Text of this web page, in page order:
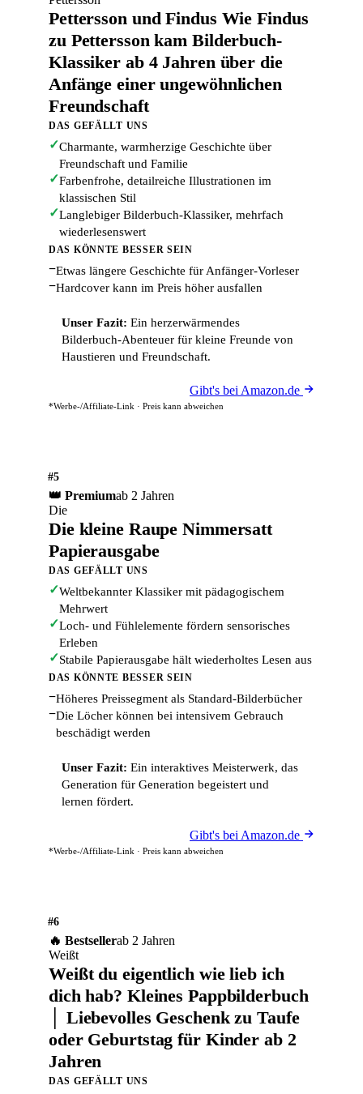
Pettersson und Findus Wie Findus
zu Pettersson kam Bilderbuch-
Klassiker ab 4 Jahren über die
Anfänge einer ungewöhnlichen
Freundschaft
DAS GEFÄLLT UNS
✓Charmante, warmherzige Geschichte über
Freundschaft und Familie
✓Farbenfrohe, detailreiche Illustrationen im
klassischen Stil
✓Langlebiger Bilderbuch-Klassiker, mehrfach
wiederlesenswert
DAS KÖNNTE BESSER SEIN
−Etwas längere Geschichte für Anfänger-Vorleser
−Hardcover kann im Preis höher ausfallen
Unser Fazit: Ein herzerwärmendes
Bilderbuch-Abenteuer für kleine Freunde von
Haustieren und Freundschaft.
Gibt's bei Amazon.de
*Werbe-/Affiliate-Link · Preis kann abweichen
#5
👑 Premiumab 2 Jahren
Die
Die kleine Raupe Nimmersatt
Papierausgabe
DAS GEFÄLLT UNS
✓Weltbekannter Klassiker mit pädagogischem
Mehrwert
✓Loch- und Fühlelemente fördern sensorisches
Erleben
✓Stabile Papierausgabe hält wiederholtes Lesen aus
DAS KÖNNTE BESSER SEIN
−Höheres Preissegment als Standard-Bilderbücher
−Die Löcher können bei intensivem Gebrauch
beschädigt werden
Unser Fazit: Ein interaktives Meisterwerk, das
Generation für Generation begeistert und
lernen fördert.
Gibt's bei Amazon.de
*Werbe-/Affiliate-Link · Preis kann abweichen
#6
🔥 Bestsellerab 2 Jahren
Weißt
Weißt du eigentlich wie lieb ich
dich hab? Kleines Pappbilderbuch
│ Liebevolles Geschenk zu Taufe
oder Geburtstag für Kinder ab 2
Jahren
DAS GEFÄLLT UNS